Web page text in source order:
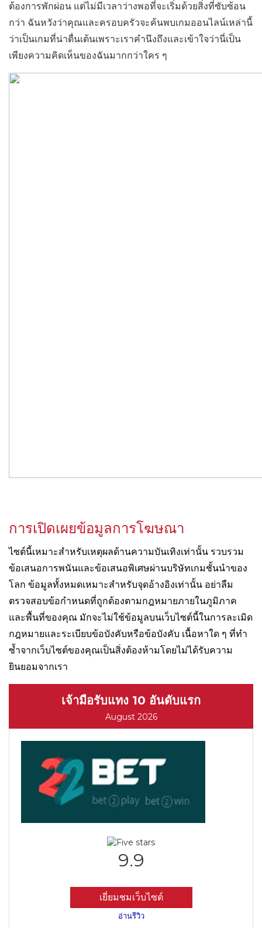
ต้องการพักผ่อน แต่ไม่มีเวลาว่างพอที่จะเริ่มด้วยสิ่งที่ซับซ้อน
กว่า ฉันหวังว่าคุณและครอบครัวจะค้นพบเกมออนไลน์เหล่านี้
ว่าเป็นเกมที่น่าตื่นเต้นเพราะเราคำนึงถึงและเข้าใจว่านี่เป็น
เพียงความคิดเห็นของฉันมากกว่าใคร ๆ
การเปิดเผยข้อมูลการโฆษณา
ไซต์นี้เหมาะสำหรับเหตุผลด้านความบันเทิงเท่านั้น รวบรวม
ข้อเสนอการพนันและข้อเสนอพิเศษผ่านบริษัทเกมชั้นนำของ
โลก ข้อมูลทั้งหมดเหมาะสำหรับจุดอ้างอิงเท่านั้น อย่าลืม
ตรวจสอบข้อกำหนดที่ถูกต้องตามกฎหมายภายในภูมิภาค
และพื้นที่ของคุณ มักจะไม่ใช้ข้อมูลบนเว็บไซต์นี้ในการละเมิด
กฎหมายและระเบียบข้อบังคับหรือข้อบังคับ เนื้อหาใด ๆ ที่ทำ
ซ้ำจากเว็บไซต์ของคุณเป็นสิ่งต้องห้ามโดยไม่ได้รับความ
ยินยอมจากเรา
เจ้ามือรับแทง 10 อันดับแรก
August 2026
9.9
เยี่ยมชมเว็บไซต์
อ่านรีวิว